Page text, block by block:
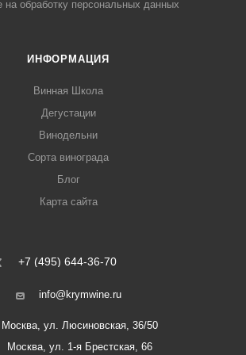
на обработку персональных данных
ИНФОРМАЦИЯ
Винная Школа
Дегустации
Винодельни
Сорта винограда
Блог
Карта сайта
+7 (495) 644-36-70
info@krymwine.ru
Москва, ул. Люсиновская, 36/50
Москва, ул. 1-я Брестская, 66